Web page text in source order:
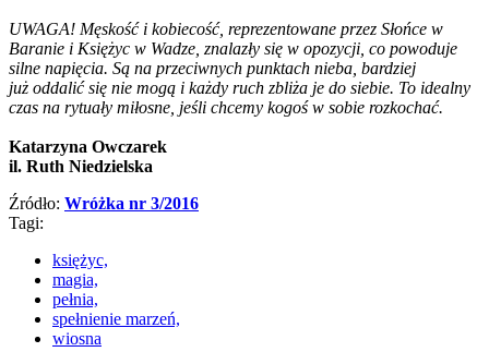
UWAGA! Męskość i kobiecość, reprezentowane przez Słońce w
Baranie i Księżyc w Wadze, znalazły się w opozycji, co powoduje
silne napięcia. Są na przeciwnych punktach nieba, bardziej
już oddalić się nie mogą i każdy ruch zbliża je do siebie. To idealny
czas na rytuały miłosne, jeśli chcemy kogoś w sobie rozkochać.
Katarzyna Owczarek
il. Ruth Niedzielska
Źródło: Wróżka nr 3/2016
Tagi:
księżyc,
magia,
pełnia,
spełnienie marzeń,
wiosna